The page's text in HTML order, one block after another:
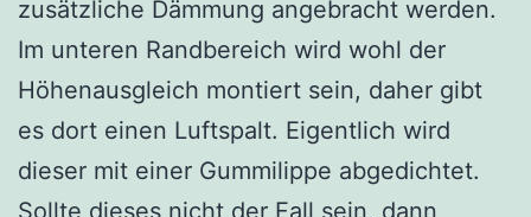
zusätzliche Dämmung angebracht werden.
Im unteren Randbereich wird wohl der
Höhenausgleich montiert sein, daher gibt
es dort einen Luftspalt. Eigentlich wird
dieser mit einer Gummilippe abgedichtet.
Sollte dieses nicht der Fall sein, dann